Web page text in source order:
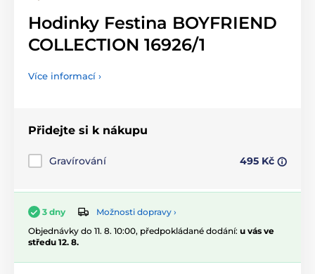
Hodinky Festina BOYFRIEND
COLLECTION 16926/1
Více informací ›
Přidejte si k nákupu
Gravírování 495 Kč
3 dny
Možnosti dopravy ›
Objednávky do 11. 8. 10:00, předpokládané dodání: u vás ve
středu 12. 8.